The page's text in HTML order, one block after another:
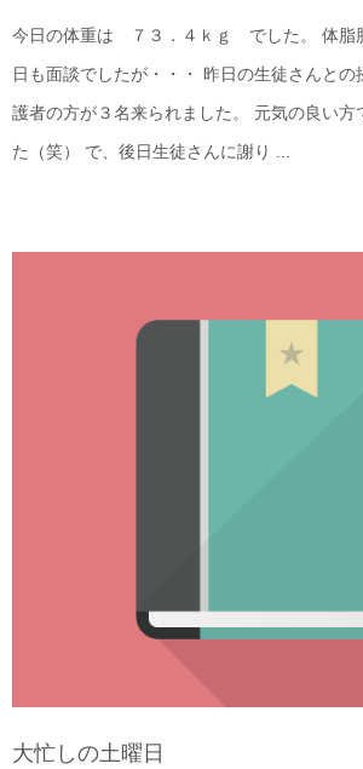
今日の体重は ７３．４ｋｇ でした。 体脂
日も面談でしたが・・・ 昨日の生徒さんと
護者の方が３名来られました。 元気の良い方
た（笑） で、後日生徒さんに謝り ...
大忙しの土曜日